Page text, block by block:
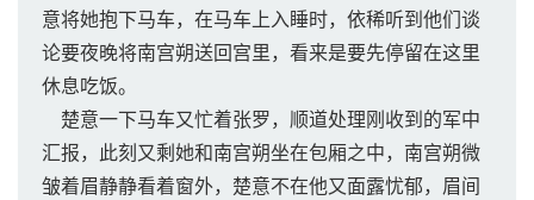
意将她抱下马车，在马车上入睡时，依稀听到他们谈
论要夜晚将南宫朔送回宫里，看来是要先停留在这里
休息吃饭。
楚意一下马车又忙着张罗，顺道处理刚收到的军中
汇报，此刻又剩她和南宫朔坐在包厢之中，南宫朔微
皱着眉静静看着窗外，楚意不在他又面露忧郁，眉间